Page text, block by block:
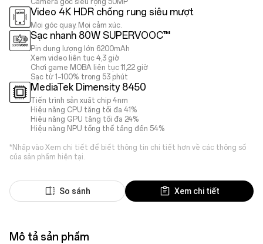
Camera góc siêu rộng 50MP
Video 4K HDR chống rung siêu mượt
Mọi góc quay. Mọi cảm xúc.
Sạc nhanh 80W SUPERVOOC™
Pin dung lượng lớn 6200mAh
Xem video liên tục 4,3 giờ
Chơi game MOBA liên tục 11,22 giờ
Sạc từ 1–100% trong 53 phút
MediaTek Dimensity 8450
Tiến trình sản xuất chip 4nm
Hiệu năng CPU tăng tối đa 41%
Hiệu năng GPU tăng tối đa 24%
Hiệu năng NPU tổng thể tăng đến 54%
*Nhấp vào Xem chi tiết để biết thông tin chi tiết hơn về các thông số
của sản phẩm hiện tại.
So sánh Xem chi tiết
Mô tả sản phẩm